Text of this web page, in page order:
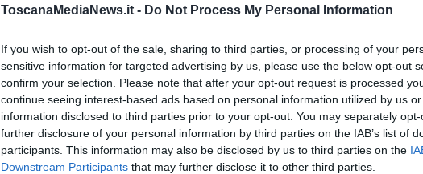
ToscanaMediaNews.it - Do Not Process My Personal Information
If you wish to opt-out of the sale, sharing to third parties, or processing of your
sensitive information for targeted advertising by us, please use the below opt-out
confirm your selection. Please note that after your opt-out request is processed
continue seeing interest-based ads based on personal information utilized by us
information disclosed to third parties prior to your opt-out. You may separately
further disclosure of your personal information by third parties on the IAB’s list of
participants. This information may also be disclosed by us to third parties on the
Downstream Participants that may further disclose it to other third parties.
MARTEDÌ08 MARZO 2016 ORE 16:43
Ci si sposa in teatro
Anche il Teatro Niccolini di San Casciano si trasforma nella inusuale
location da matrimonio dedicata a chi ama il mondo della cultura